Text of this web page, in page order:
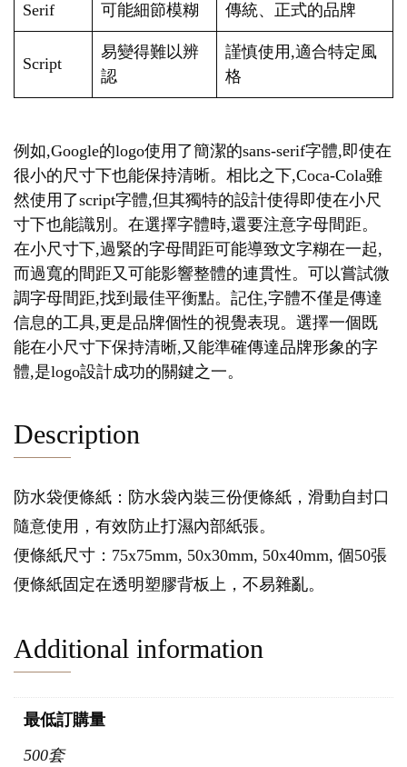
Serif 可能細節模糊 傳統、正式的品牌
Script
易變得難以辨
認
謹慎使用,適合特定風
格
例如,Google的logo使用了簡潔的sans-serif字體,即使在
很小的尺寸下也能保持清晰。相比之下,Coca-Cola雖
然使用了script字體,但其獨特的設計使得即使在小尺
寸下也能識別。在選擇字體時,還要注意字母間距。
在小尺寸下,過緊的字母間距可能導致文字糊在一起,
而過寬的間距又可能影響整體的連貫性。可以嘗試微
調字母間距,找到最佳平衡點。記住,字體不僅是傳達
信息的工具,更是品牌個性的視覺表現。選擇一個既
能在小尺寸下保持清晰,又能準確傳達品牌形象的字
體,是logo設計成功的關鍵之一。
Description
防水袋便條紙：防水袋內裝三份便條紙，滑動自封口
隨意使用，有效防止打濕內部紙張。
便條紙尺寸：75x75mm, 50x30mm, 50x40mm, 個50張
便條紙固定在透明塑膠背板上，不易雜亂。
Additional information
最低訂購量
500套